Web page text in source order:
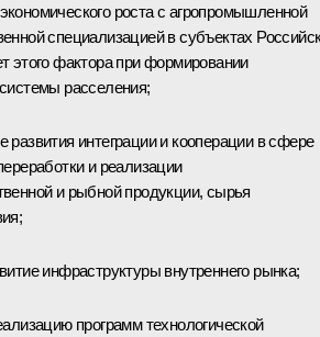
роста с агропромышленной
специализацией в субъектах
этого фактора при формировании
расселения;
развития интеграции и кооперации в сфере
и реализации
и рыбной продукции, сырья
инфраструктуры внутреннего рынка;
программ технологической